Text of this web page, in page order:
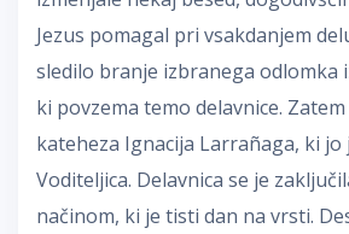
Jezus pomagal pri vsakdanjem
sledilo branje izbranega odlomka
ki povzema temo delavnice.
kateheza Ignacija Larrañaga, ki jo
Voditeljica. Delavnica se je
načinom, ki je tisti dan na vrsti.